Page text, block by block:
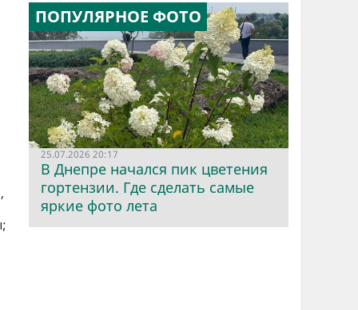
ПОПУЛЯРНОЕ ФОТО
25.07.2026 20:17
В Днепре начался пик цветения
гортензии. Где сделать самые
яркие фото лета